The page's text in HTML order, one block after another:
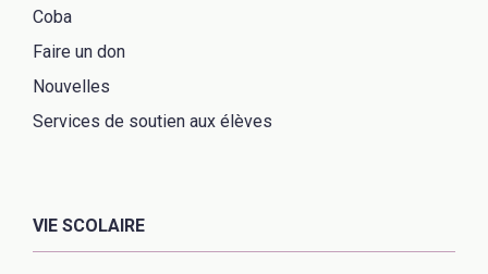
Coba
Faire un don
Nouvelles
Services de soutien aux élèves
VIE SCOLAIRE